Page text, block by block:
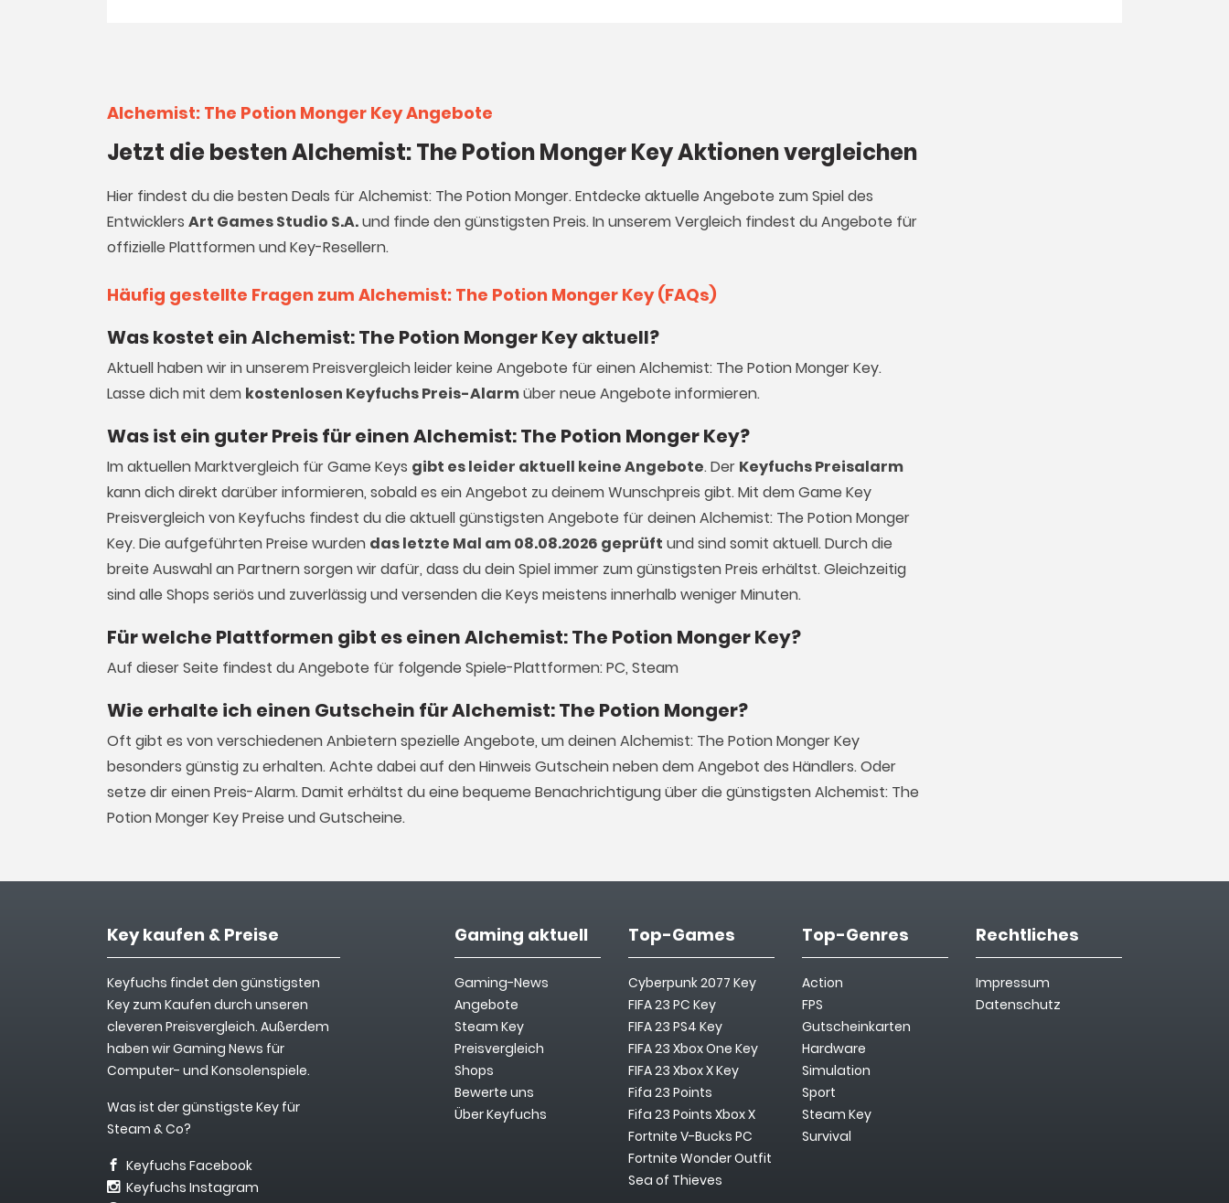
Alchemist: The Potion Monger Key Angebote
Jetzt die besten Alchemist: The Potion Monger Key Aktionen vergleichen
Hier findest du die besten Deals für Alchemist: The Potion Monger. Entdecke aktuelle Angebote zum Spiel des
Entwicklers Art Games Studio S.A.und finde den günstigsten Preis. In unserem Vergleich findest du Angebote für
offizielle Plattformen und Key-Resellern.
Häufig gestellte Fragen zum Alchemist: The Potion Monger Key (FAQs)
Was kostet ein Alchemist: The Potion Monger Key aktuell?
Aktuell haben wir in unserem Preisvergleich leider keine Angebote für einen Alchemist: The Potion Monger Key.
Lasse dich mit dem kostenlosen Keyfuchs Preis-Alarmüber neue Angebote informieren.
Was ist ein guter Preis für einen Alchemist: The Potion Monger Key?
Im aktuellen Marktvergleich fürGame Keys gibt es leider aktuell keine Angebote. Der Keyfuchs Preisalarm
kann dich direkt darüber informieren, sobald es ein Angebot zu deinem Wunschpreis gibt. Mit dem Game Key
Preisvergleich von Keyfuchs findest du die aktuell günstigsten Angebote für deinen Alchemist: The Potion Monger
Key. Die aufgeführten Preise wurden das letzte Mal am 08.08.2026 geprüft und sind somit aktuell. Durch die
breite Auswahl an Partnern sorgen wir dafür, dass du dein Spiel immer zum günstigsten Preis erhältst. Gleichzeitig
sind alle Shops seriös und zuverlässig und versenden die Keys meistens innerhalb weniger Minuten.
Für welche Plattformen gibt es einen Alchemist: The Potion Monger Key?
Auf dieser Seite findest du Angebote für folgende Spiele-Plattformen: PC, Steam
Wie erhalte ich einen Gutschein für Alchemist: The Potion Monger?
Oft gibt es von verschiedenen Anbietern spezielle Angebote, um deinen Alchemist: The Potion Monger Key
besonders günstig zu erhalten. Achte dabei auf den Hinweis Gutschein neben dem Angebot des Händlers. Oder
setze dir einen Preis-Alarm. Damit erhältst du eine bequeme Benachrichtigung über die günstigsten Alchemist: The
Potion Monger Key Preise und Gutscheine.
Key kaufen & Preise
Keyfuchs findet den günstigsten
Key zum Kaufen durch unseren
cleveren Preisvergleich. Außerdem
haben wir Gaming News für
Computer- und Konsolenspiele.
Was ist der günstigste Key für
Steam & Co?
Keyfuchs Facebook
Keyfuchs Instagram
Gaming aktuell
Gaming-News
Angebote
Steam Key
Preisvergleich
Shops
Bewerte uns
Über Keyfuchs
Top-Games
Cyberpunk 2077 Key
FIFA 23 PC Key
FIFA 23 PS4 Key
FIFA 23 Xbox One Key
FIFA 23 Xbox X Key
Fifa 23 Points
Fifa 23 Points Xbox X
Fortnite V-Bucks PC
Fortnite Wonder Outfit
Sea of Thieves
Top-Genres
Action
FPS
Gutscheinkarten
Hardware
Simulation
Sport
Steam Key
Survival
Rechtliches
Impressum
Datenschutz